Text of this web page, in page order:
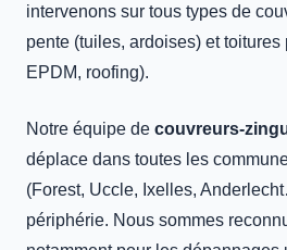
intervenons sur tous types de
pente (tuiles, ardoises) et
EPDM, roofing).
Notre équipe de couvreurs-
déplace dans toutes les
(Forest, Uccle, Ixelles,
périphérie. Nous sommes